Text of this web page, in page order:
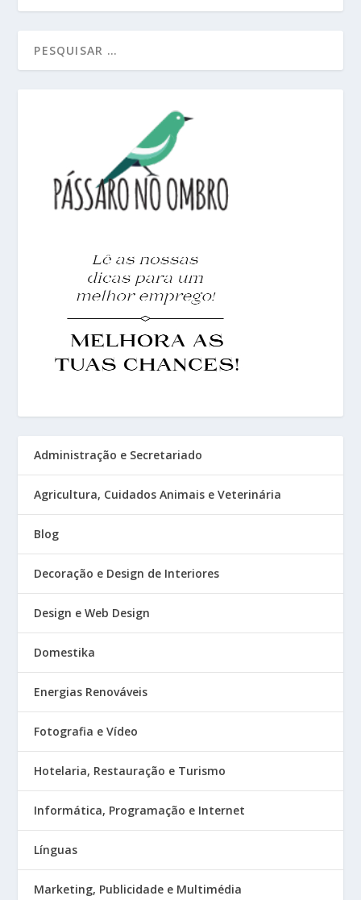
Administração e Secretariado
Agricultura, Cuidados Animais e Veterinária
Blog
Decoração e Design de Interiores
Design e Web Design
Domestika
Energias Renováveis
Fotografia e Vídeo
Hotelaria, Restauração e Turismo
Informática, Programação e Internet
Línguas
Marketing, Publicidade e Multimédia